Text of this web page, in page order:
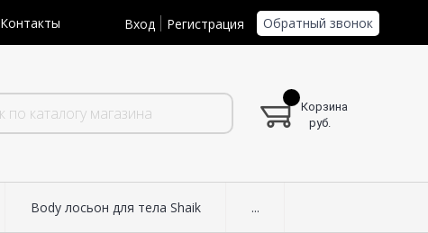
Контакты Вход Регистрация Обратный звонок
Корзина
руб.
Body лосьон для тела Shaik ...